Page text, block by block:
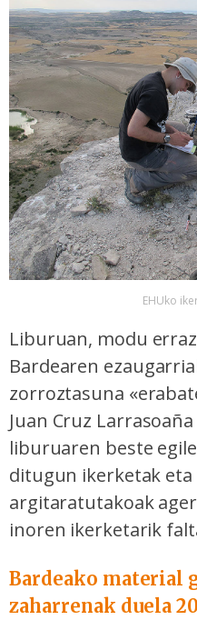
EHUko
Liburuan, modu
Bardearen
zorroztasuna
Juan Cruz Larrasoaña
liburuaren beste
ditugun ikerketak
argitaratutakoak
inoren ikerketarik
Bardeako material
zaharrenak duela